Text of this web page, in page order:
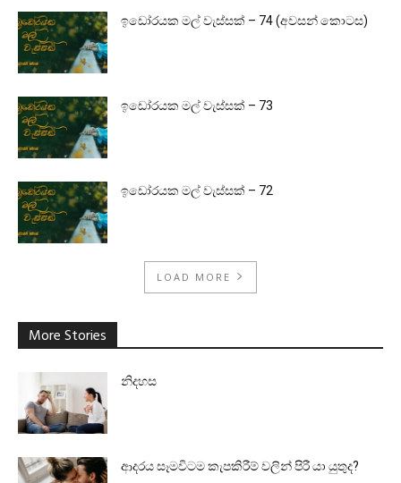
ඉඩෝරයක මල් වැස්සක් – 74 (අවසන් කොටස)
ඉඩෝරයක මල් වැස්සක් – 73
ඉඩෝරයක මල් වැස්සක් – 72
LOAD MORE
More Stories
නිදහස
ආදරය සෑමවිටම කැපකිරීම් වලින් පිරී යා යුතුද?